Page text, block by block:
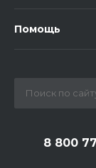
Помощь
8 800